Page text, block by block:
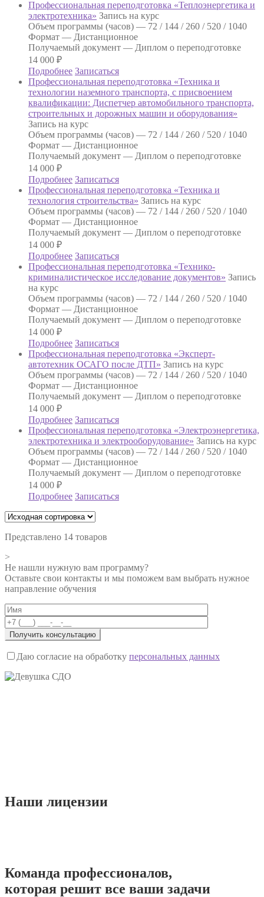
Профессиональная переподготовка «Теплоэнергетика и
электротехника» Запись на курс
Объем программы (часов) — 72 / 144 / 260 / 520 / 1040
Формат — Дистанционное
Получаемый документ — Диплом о переподготовке
14 000 ₽
Подробнее Записаться
Профессиональная переподготовка «Техника и
технологии наземного транспорта, с присвоением
квалификации: Диспетчер автомобильного транспорта,
строительных и дорожных машин и оборудования»
Запись на курс
Объем программы (часов) — 72 / 144 / 260 / 520 / 1040
Формат — Дистанционное
Получаемый документ — Диплом о переподготовке
14 000 ₽
Подробнее Записаться
Профессиональная переподготовка «Техника и
технология строительства» Запись на курс
Объем программы (часов) — 72 / 144 / 260 / 520 / 1040
Формат — Дистанционное
Получаемый документ — Диплом о переподготовке
14 000 ₽
Подробнее Записаться
Профессиональная переподготовка «Технико-
криминалистическое исследование документов» Запись
на курс
Объем программы (часов) — 72 / 144 / 260 / 520 / 1040
Формат — Дистанционное
Получаемый документ — Диплом о переподготовке
14 000 ₽
Подробнее Записаться
Профессиональная переподготовка «Эксперт-
автотехник ОСАГО после ДТП» Запись на курс
Объем программы (часов) — 72 / 144 / 260 / 520 / 1040
Формат — Дистанционное
Получаемый документ — Диплом о переподготовке
14 000 ₽
Подробнее Записаться
Профессиональная переподготовка «Электроэнергетика,
электротехника и электрооборудование» Запись на курс
Объем программы (часов) — 72 / 144 / 260 / 520 / 1040
Формат — Дистанционное
Получаемый документ — Диплом о переподготовке
14 000 ₽
Подробнее Записаться
Представлено 14 товаров
>
Не нашли нужную вам программу?
Оставьте свои контакты и мы поможем вам выбрать нужное
направление обучения
Даю согласие на обработку персональных данных
Наши лицензии
Команда профессионалов,
которая решит все ваши задачи